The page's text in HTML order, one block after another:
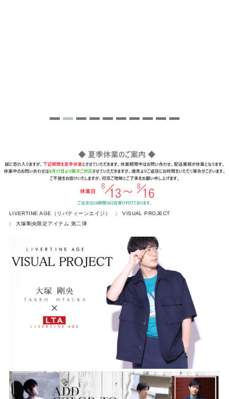
LIVERTINE AGE（リバティーンエイジ）
VISUAL PROJECT
大塚剛央限定アイテム 第二弾